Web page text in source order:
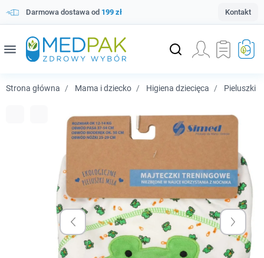
Darmowa dostawa od 199 zł Kontakt
menu
Strona główna Mama i dziecko Higiena dziecięca Pieluszki